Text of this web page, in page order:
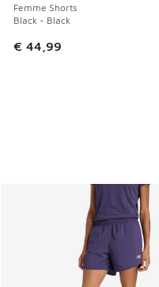
Femme Shorts
Black - Black
€ 44,99